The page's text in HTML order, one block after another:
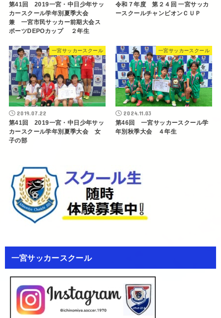
第41回 2019一宮・中日少年サッ
カースクール学年別夏季大会
兼 一宮市民サッカー前期大会ス
ポーツDEPOカップ ２年生
令和７年度 第２４回 一宮サッカ
ースクールチャンピオンＣＵＰ
一宮サッカースクール
2019.07.22
第41回 2019一宮・中日少年サッ
カースクール学年別夏季大会 女
子の部
一宮サッカースクール
2024.11.03
第46回 一宮サッカースクール学
年別秋季大会 ４年生
一宮サッカースクール